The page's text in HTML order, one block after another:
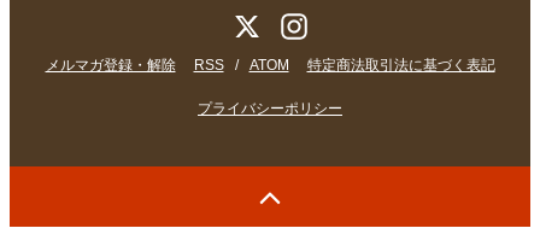
メルマガ登録・解除 RSS / ATOM 特定商法取引法に基づく表記
プライバシーポリシー